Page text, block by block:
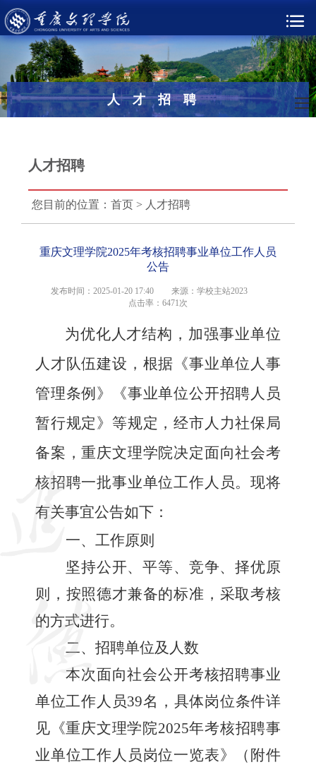
人才招聘
人才招聘
您目前的位置： 首页 > 人才招聘
重庆文理学院2025年考核招聘事业单位工作人员
公告
发布时间：2025-01-20 17:40
来源：学校主站2023
点击率： 6471次
为优化人才结构，加强事业单位
人才队伍建设，根据《事业单位人事
管理条例》《事业单位公开招聘人员
暂行规定》等规定，经市人力社保局
备案，重庆文理学院决定面向社会考
核招聘一批事业单位工作人员。现将
有关事宜公告如下：
一、工作原则
坚持公开、平等、竞争、择优原
则，按照德才兼备的标准，采取考核
的方式进行。
二、招聘单位及人数
本次面向社会公开考核招聘事业
单位工作人员39名， 具体岗位条件详
见《重庆文理学院2025年考核招聘事
业单位工作人员岗位一览表》（附件